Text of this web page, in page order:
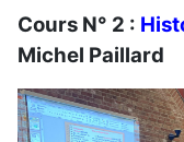
Cours N° 2 :
Michel Paillard